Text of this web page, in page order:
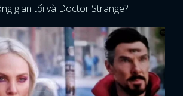
gian tối và Doctor Strange?